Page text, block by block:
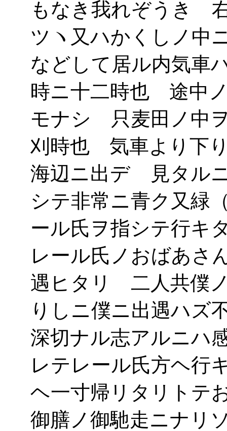
もなき我れぞうき
ツヽ又ハかくしノ中
などして居ル内気
時ニ十二時也 途中
モナシ 只麦田ノ中
刈時也 気車より下
海辺ニ出デゝ見タル
シテ非常ニ青ク又緑
ール氏ヲ指シテ行キ
レール氏ノおばあさ
遇ヒタリ 二人共僕
りしニ僕ニ出遇ハ
深切ナル志アルニハ
レテレール氏方ヘ行
ヘ一寸帰リタリトテ
御膳ノ御馳走ニナリ